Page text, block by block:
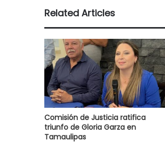
Related Articles
Comisión de Justicia ratifica
triunfo de Gloria Garza en
Tamaulipas